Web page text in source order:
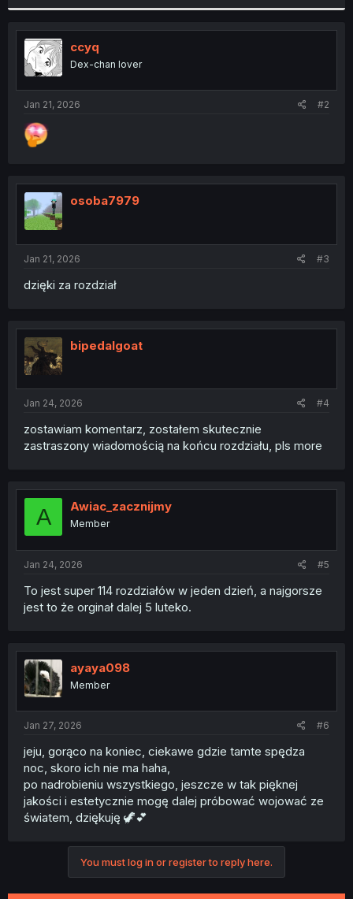
r
ccyq
Dex-chan lover
Jan 21, 2026 #2
osoba7979
Jan 21, 2026 #3
dzięki za rozdział
bipedalgoat
Jan 24, 2026 #4
zostawiam komentarz, zostałem skutecznie
zastraszony wiadomością na końcu rozdziału, pls more
A Awiac_zacznijmy
Member
Jan 24, 2026 #5
To jest super 114 rozdziałów w jeden dzień, a najgorsze
jest to że orginał dalej 5 luteko.
ayaya098
Member
Jan 27, 2026 #6
jeju, gorąco na koniec, ciekawe gdzie tamte spędza
noc, skoro ich nie ma haha,
po nadrobieniu wszystkiego, jeszcze w tak pięknej
jakości i estetycznie mogę dalej próbować wojować ze
światem, dziękuję 🦖💕
You must log in or register to reply here.